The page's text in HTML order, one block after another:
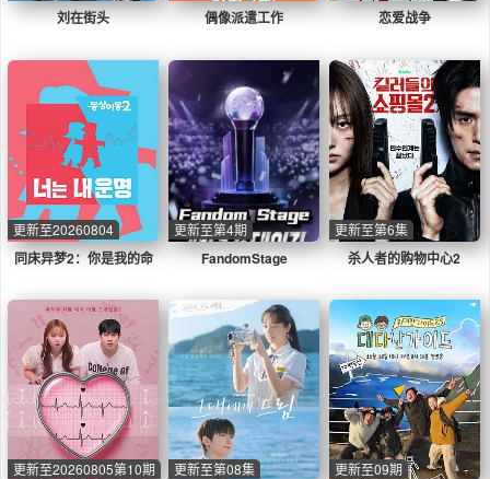
刘在街头 偶像派遣工作 恋爱战争
同床异梦2：你是我的命
更新至20260804
FandomStage
更新至第4期
杀人者的购物中心2
更新至第6集
更新至20260805第10期 更新至第08集 更新至09期